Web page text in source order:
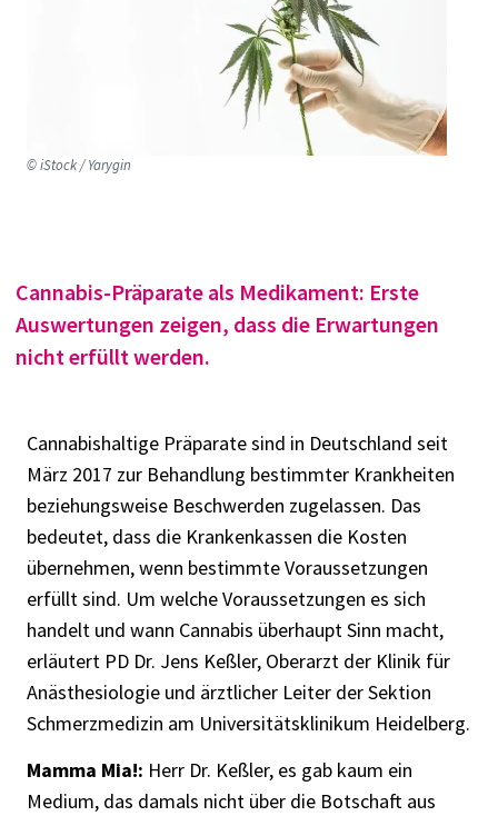
© iStock / Yarygin
Cannabis­-Präparate als Medikament: Erste
Auswertungen zeigen, dass die Erwartungen
nicht erfüllt werden.
Cannabishaltige Präparate sind in Deutschland seit
März 2017 zur Behandlung bestimmter Krankheiten
beziehungsweise Beschwerden zugelassen. Das
bedeutet, dass die Krankenkassen die Kosten
übernehmen, wenn bestimmte Voraussetzungen
erfüllt sind. Um welche Voraussetzungen es sich
handelt und wann Cannabis überhaupt Sinn macht,
erläutert PD Dr. Jens Keßler, Oberarzt der Klinik für
Anästhesiologie und ärztlicher Leiter der Sektion
Schmerzmedizin am Universitätsklinikum Heidelberg.
Mamma Mia!: Herr Dr. Keßler, es gab kaum ein
Medium, das damals nicht über die Botschaft aus